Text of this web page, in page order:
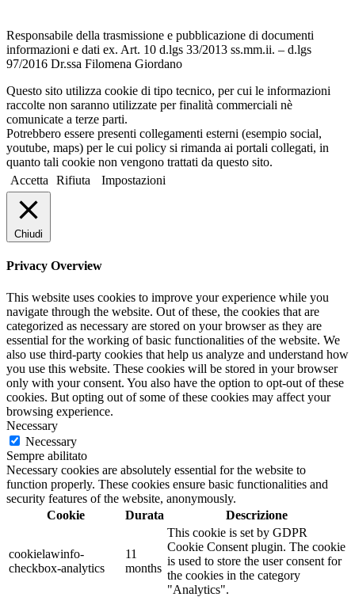
Responsabile della trasmissione e pubblicazione di documenti
informazioni e dati ex. Art. 10 d.lgs 33/2013 ss.mm.ii. – d.lgs
97/2016 Dr.ssa Filomena Giordano
Questo sito utilizza cookie di tipo tecnico, per cui le informazioni
raccolte non saranno utilizzate per finalità commerciali nè
comunicate a terze parti.
Potrebbero essere presenti collegamenti esterni (esempio social,
youtube, maps) per le cui policy si rimanda ai portali collegati, in
quanto tali cookie non vengono trattati da questo sito.
Accetta
Rifiuta Impostazioni
Chiudi
Privacy Overview
This website uses cookies to improve your experience while you
navigate through the website. Out of these, the cookies that are
categorized as necessary are stored on your browser as they are
essential for the working of basic functionalities of the website. We
also use third-party cookies that help us analyze and understand how
you use this website. These cookies will be stored in your browser
only with your consent. You also have the option to opt-out of these
cookies. But opting out of some of these cookies may affect your
browsing experience.
Necessary
Necessary
Sempre abilitato
Necessary cookies are absolutely essential for the website to
function properly. These cookies ensure basic functionalities and
security features of the website, anonymously.
Cookie
Durata Descrizione
cookielawinfo-
checkbox-analytics
11
months
This cookie is set by GDPR
Cookie Consent plugin. The cookie
is used to store the user consent for
the cookies in the category
"Analytics".